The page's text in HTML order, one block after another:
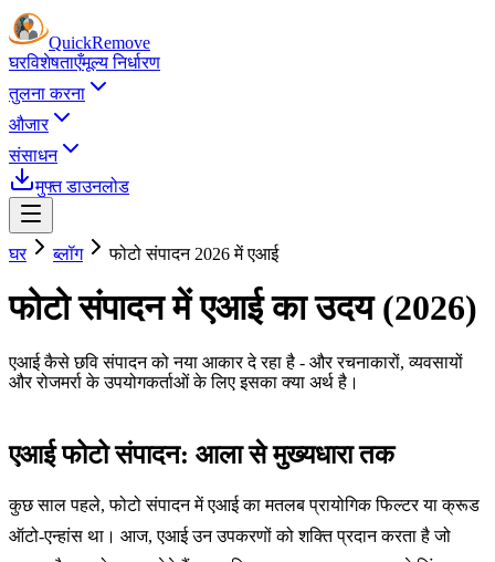
QuickRemove
घरविशेषताएँमूल्य निर्धारण
तुलना करना
औजार
संसाधन
मुफ्त डाउनलोड
घर ब्लॉग फोटो संपादन 2026 में एआई
फोटो संपादन में एआई का उदय (2026)
एआई कैसे छवि संपादन को नया आकार दे रहा है - और रचनाकारों, व्यवसायों
और रोजमर्रा के उपयोगकर्ताओं के लिए इसका क्या अर्थ है।
एआई फोटो संपादन: आला से मुख्यधारा तक
कुछ साल पहले, फोटो संपादन में एआई का मतलब प्रायोगिक फिल्टर या क्रूड
ऑटो-एन्हांस था। आज, एआई उन उपकरणों को शक्ति प्रदान करता है जो